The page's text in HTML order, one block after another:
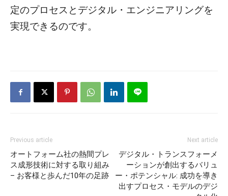
定のプロセスとデジタル・エンジニアリングを
実現できるのです。
Previous article
オートフォーム社の熱間プレ
ス成形技術に対する取り組み
– お客様と歩んだ10年の足跡
Next article
デジタル・トランスフォーメ
ーションが創出するバリュ
ー・ポテンシャル: 成功を導き
出すプロセス・モデルのデジ